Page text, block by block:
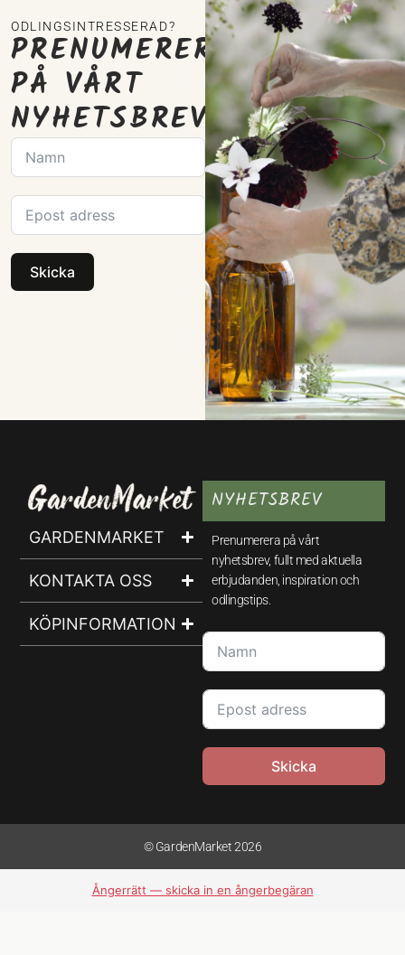
ODLINGSINTRESSERAD?
PRENUMERERA
PÅ VÅRT
NYHETSBREV
Skicka
GARDENMARKET
KONTAKTA OSS
KÖPINFORMATION
NYHETSBREV
Prenumerera på vårt
nyhetsbrev, fullt med aktuella
erbjudanden, inspiration och
odlingstips.
Skicka
© GardenMarket 2026
Ångerrätt — skicka in en ångerbegäran